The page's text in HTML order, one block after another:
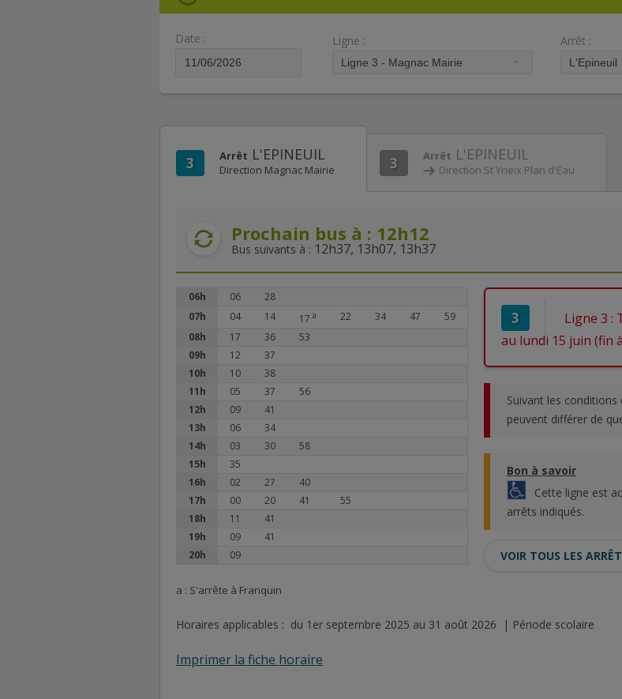
Date : Ligne : Arrêt :
3 Arrêt L'EPINEUIL
Direction Magnac Mairie 3 Arrêt L'EPINEUIL
Direction St Yrieix Plan d'Eau
Prochain bus à : 12h12
Bus suivants à : 12h37, 13h07, 13h37
06h 06
28
07h
04 14 17 a 22 34 47
59
08h
17 36
53
09h
12
37
10h
10
38
11h
05 37
56
12h
09
41
13h
06
34
14h
03 30
58
15h
35
16h
02 27
40
17h
00 20 41
55
18h
11
41
19h
09
41
20h
09
a : S'arrête à Franquin
3
Ligne 3 :
au lundi 15 juin (fin
Suivant les
peuvent différer de
Bon à savoir
Cette ligne est
arrêts indiqués.
VOIR TOUS LES
Horaires applicables : du 1er septembre 2025 au 31 août 2026 | Période scolaire
Imprimer la fiche horaire